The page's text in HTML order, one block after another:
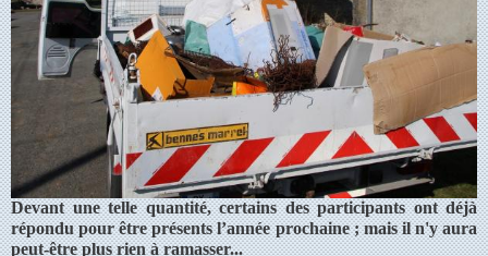
Devant une telle quantité, certains des participants ont déjà
répondu pour être présents l’année prochaine ; mais il n'y aura
peut-être plus rien à ramasser...